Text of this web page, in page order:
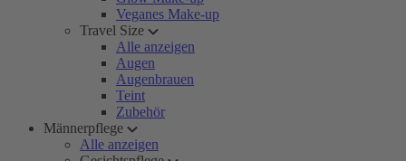
Veganes Make-up
Travel Size
Alle anzeigen
Augen
Augenbrauen
Teint
Zubehör
Männerpflege
Alle anzeigen